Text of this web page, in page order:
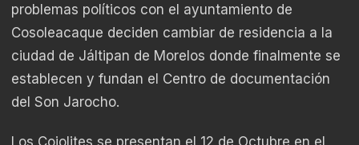
problemas políticos con el ayuntamiento de
Cosoleacaque deciden cambiar de residencia a la
ciudad de Jáltipan de Morelos donde finalmente se
establecen y fundan el Centro de documentación
del Son Jarocho.
Los Cojolites se presentan el 12 de Octubre en el